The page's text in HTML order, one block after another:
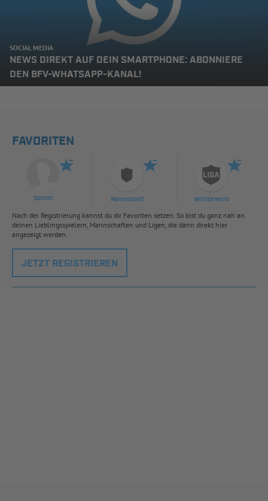
SOCIAL MEDIA
NEWS DIREKT AUF DEIN SMARTPHONE: ABONNIERE
DEN BFV-WHATSAPP-KANAL!
FAVORITEN
Spieler Mannschaft Wettbewerb
Nach der Registrierung kannst du dir Favoriten setzen. So bist du ganz nah an
deinen Lieblingsspielern, Mannschaften und Ligen, die dann direkt hier
angezeigt werden.
JETZT REGISTRIEREN